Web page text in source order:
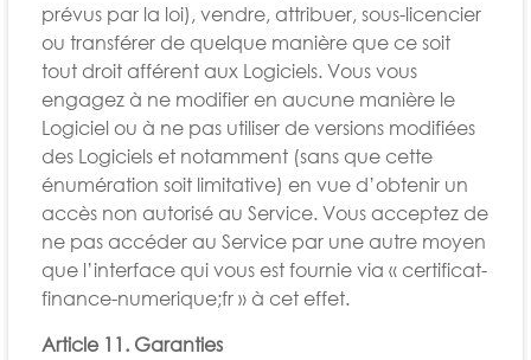
prévus par la loi), vendre, attribuer, sous-licencier
ou transférer de quelque manière que ce soit
tout droit afférent aux Logiciels. Vous vous
engagez à ne modifier en aucune manière le
Logiciel ou à ne pas utiliser de versions modifiées
des Logiciels et notamment (sans que cette
énumération soit limitative) en vue d’obtenir un
accès non autorisé au Service. Vous acceptez de
ne pas accéder au Service par une autre moyen
que l’interface qui vous est fournie via « certificat-
finance-numerique;fr » à cet effet.
Article 11. Garanties